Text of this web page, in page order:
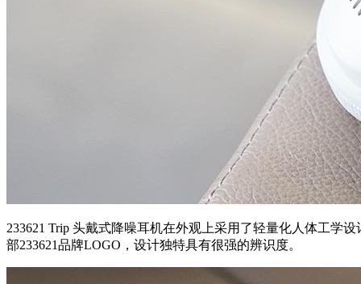
233621 Trip 头戴式降噪耳机在外观上采用了轻量化人体工学
部233621品牌LOGO，设计独特具有很强的辨识度。